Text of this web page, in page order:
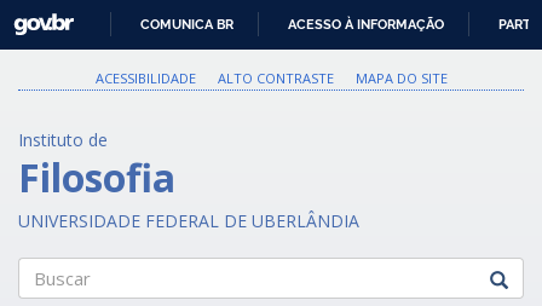
PARA
O
GOVBR
COMUNICA BR ACESSO À INFORMAÇÃO
ACESSIBILIDADE ALTO CONTRASTE MAPA DO SITE
Instituto de
Filosofia
UNIVERSIDADE FEDERAL DE UBERLÂNDIA